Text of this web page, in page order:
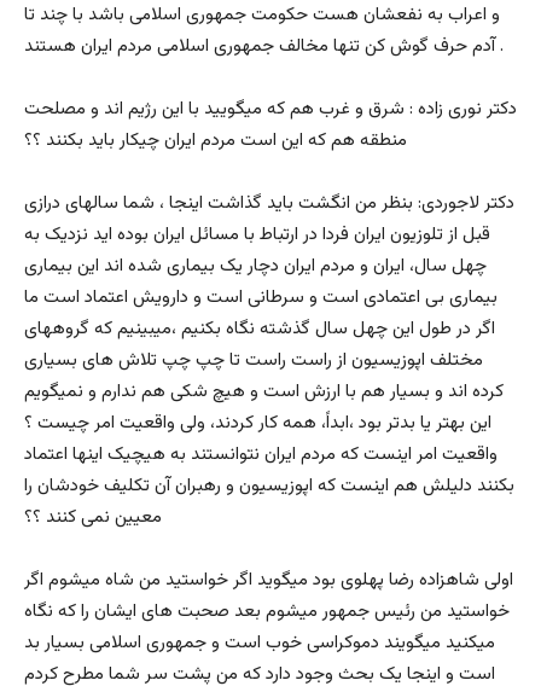
و اعراب به نفعشان هست حکومت جمهوری اسلامی باشد با چند تا
آدم حرف گوش کن تنها مخالف جمهوری اسلامی مردم ایران هستند .
دکتر نوری زاده : شرق و غرب هم که میگویید با این رژیم اند و مصلحت
منطقه هم که این است مردم ایران چیکار باید بکنند ؟؟
دکتر لاجوردی: بنظر من انگشت باید گذاشت اینجا ، شما سالهای درازی
قبل از تلوزیون ایران فردا در ارتباط با مسائل ایران بوده اید نزدیک به
چهل سال، ایران و مردم ایران دچار یک بیماری شده اند این بیماری
بیماری بی اعتمادی است و سرطانی است و دارویش اعتماد است ما
اگر در طول این چهل سال گذشته نگاه بکنیم ،میبینیم که گروههای
مختلف اپوزیسیون از راست راست تا چپ چپ تلاش های بسیاری
کرده اند و بسیار هم با ارزش است و هیچ شکی هم ندارم و نمیگویم
این بهتر یا بدتر بود ،ابداً، همه کار کردند، ولی واقعیت امر چیست ؟
واقعیت امر اینست که مردم ایران نتوانستند به هیچیک اینها اعتماد
بکنند دلیلش هم اینست که اپوزیسیون و رهبران آن تکلیف خودشان را
معیین نمی کنند ؟؟
اولی شاهزاده رضا پهلوی بود میگوید اگر خواستید من شاه میشوم اگر
خواستید من رئیس جمهور میشوم بعد صحبت های ایشان را که نگاه
میکنید میگویند دموکراسی خوب است و جمهوری اسلامی بسیار بد
است و اینجا یک بحث وجود دارد که من پشت سر شما مطرح کردم